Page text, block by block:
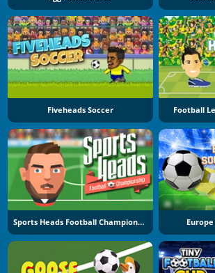
Fiveheads Soccer Football
Sports Heads Football Championship Europe